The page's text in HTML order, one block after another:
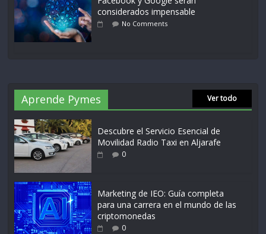
considerados impensable
No Comments
Aprende Pymes Ver todo
Descubre el Servicio Esencial de
Movilidad Radio Taxi en Aljarafe
0
Marketing de IEO: Guía completa
para una carrera en el mundo de las
criptomonedas
0